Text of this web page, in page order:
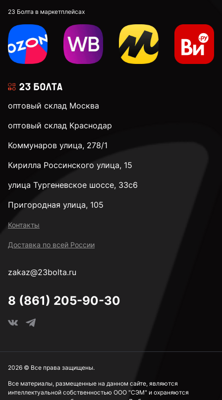
23 Болта в маркетплейсах
оптовый склад Москва
оптовый склад Краснодар
Коммунаров улица, 278/1
Кирилла Россинского улица, 15
улица Тургеневское шоссе, 33с6
Пригородная улица, 105
Контакты
Доставка по всей России
zakaz@23bolta.ru
8 (861) 205-90-30
Все материалы, размещенные на данном сайте, являются
интеллектуальной собственностью ООО "СЭМ" и охраняются
2026 © Все права защищены.